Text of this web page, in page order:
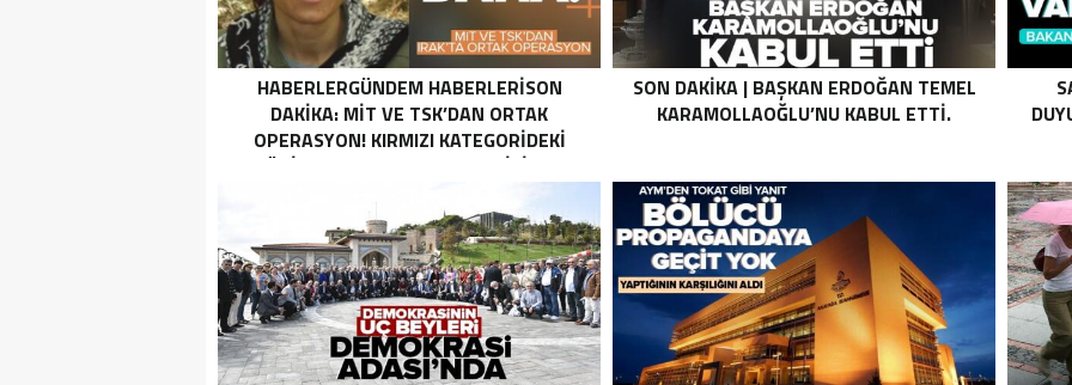
HABERLERGÜNDEM HABERLERISON
DAKIKA: MİT VE TSK’DAN ORTAK
OPERASYON! KIRMIZI KATEGORIDEKI
TERÖRIST NAZLI TAŞPINAR ETKISIZ HALE
ORTAK OPERASYON! KIRMIZI
KATEGORIDEKI TERÖRIST NAZLI
TAŞPINAR ETKISIZ HALE GETIRILDI .
SON DAKIKA | BAŞKAN ERDOĞAN TEMEL
KARAMOLLAOĞLU’NU KABUL ETTI.